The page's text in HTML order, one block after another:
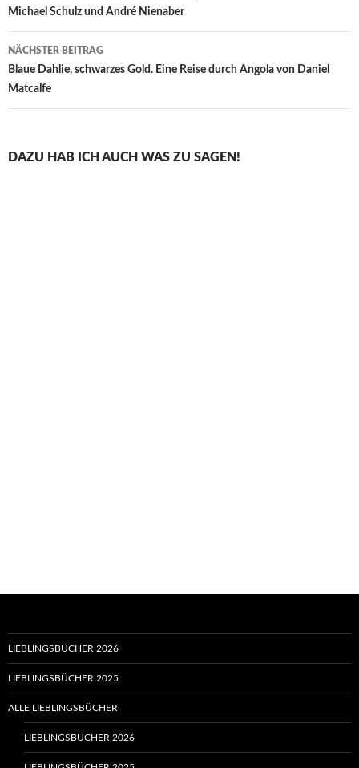
Michael Schulz und André Nienaber
NÄCHSTER BEITRAG
Blaue Dahlie, schwarzes Gold. Eine Reise durch Angola von Daniel
Matcalfe
DAZU HAB ICH AUCH WAS ZU SAGEN!
LIEBLINGSBÜCHER 2026
LIEBLINGSBÜCHER 2025
ALLE LIEBLINGSBÜCHER
LIEBLINGSBÜCHER 2026